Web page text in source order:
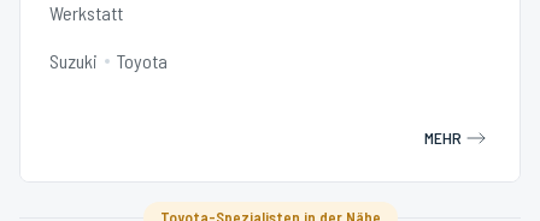
Werkstatt
Suzuki Toyota
MEHR